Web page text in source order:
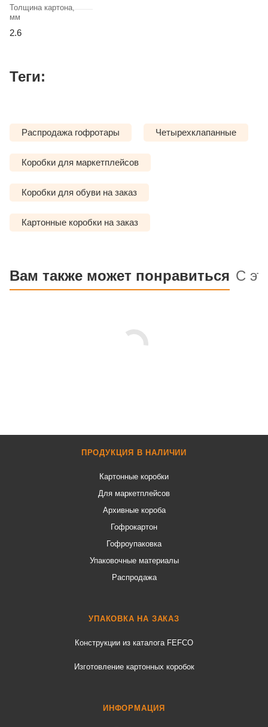
Толщина картона,
мм
2.6
Теги:
Распродажа гофротары Четырехклапанные
Коробки для маркетплейсов
Коробки для обуви на заказ
Картонные коробки на заказ
Вам также может понравиться С
ПРОДУКЦИЯ В НАЛИЧИИ
Картонные коробки
Для маркетплейсов
Архивные короба
Гофрокартон
Гофроупаковка
Упаковочные материалы
Распродажа
УПАКОВКА НА ЗАКАЗ
Конструкции из каталога FEFCO
Изготовление картонных коробок
ИНФОРМАЦИЯ